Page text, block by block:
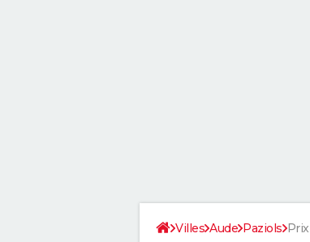
Villes Aude Paziols